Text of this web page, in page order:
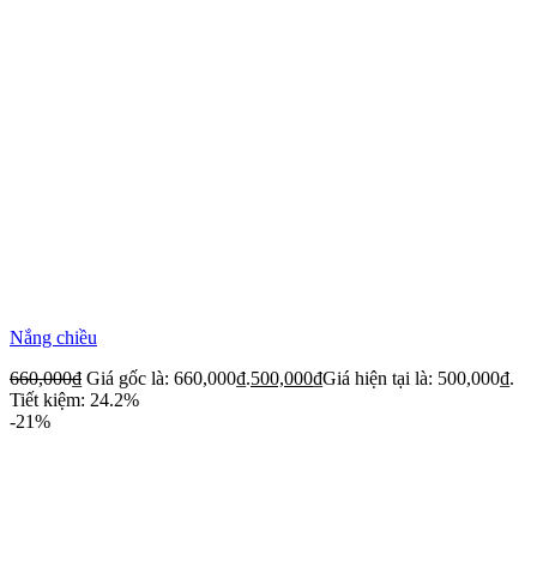
Nắng chiều
660,000₫ Giá gốc là: 660,000₫.500,000₫Giá hiện tại là: 500,000₫.
Tiết kiệm: 24.2%
-21%